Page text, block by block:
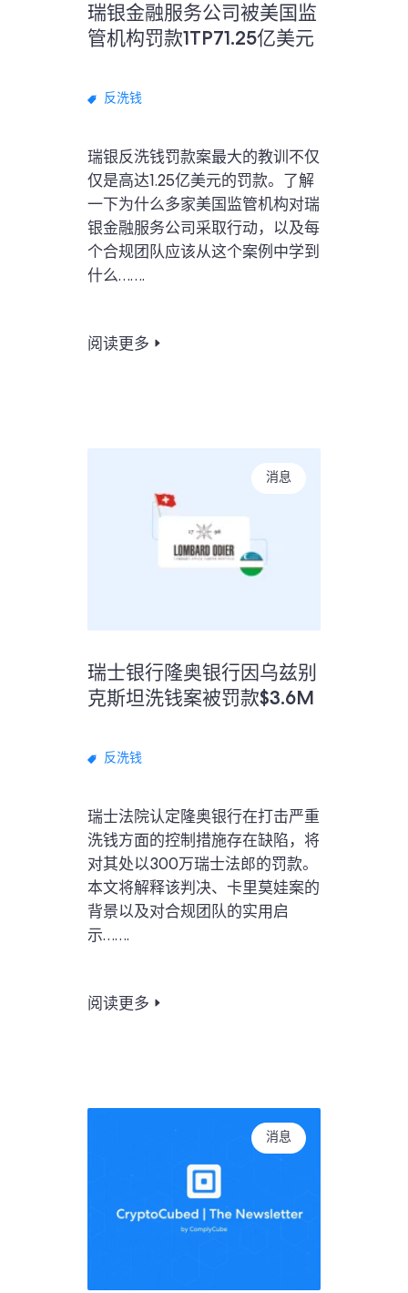
瑞银金融服务公司被美国监
管机构罚款1TP71.25亿美元
反洗钱
瑞银反洗钱罚款案最大的教训不仅
仅是高达1.25亿美元的罚款。了解
一下为什么多家美国监管机构对瑞
银金融服务公司采取行动，以及每
个合规团队应该从这个案例中学到
什么…….
阅读更多
消息
瑞士银行隆奥银行因乌兹别
克斯坦洗钱案被罚款$3.6M
反洗钱
瑞士法院认定隆奥银行在打击严重
洗钱方面的控制措施存在缺陷，将
对其处以300万瑞士法郎的罚款。
本文将解释该判决、卡里莫娃案的
背景以及对合规团队的实用启
示…….
阅读更多
消息